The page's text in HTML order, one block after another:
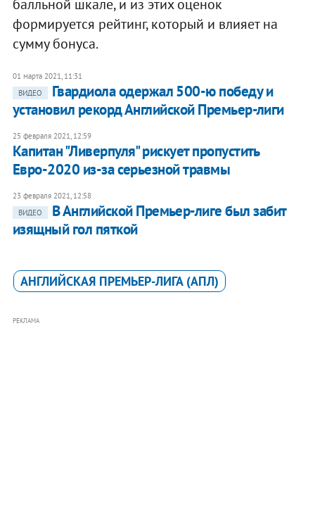
балльной шкале, и из этих оценок
формируется рейтинг, который и влияет на
сумму бонуса.
01 марта 2021, 11:31
ВИДЕО
Гвардиола одержал 500-ю победу и
установил рекорд Английской Премьер-лиги
25 февраля 2021, 12:59
Капитан "Ливерпуля" рискует пропустить
Евро-2020 из-за серьезной травмы
23 февраля 2021, 12:58
ВИДЕО
В Английской Премьер-лиге был забит
изящный гол пяткой
АНГЛИЙСКАЯ ПРЕМЬЕР-ЛИГА (АПЛ)
РЕКЛАМА